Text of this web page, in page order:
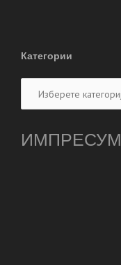
Категории
ИМПРЕСУМ